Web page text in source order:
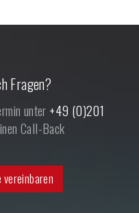
Fragen?
unter +49 (0)201
Call-Back